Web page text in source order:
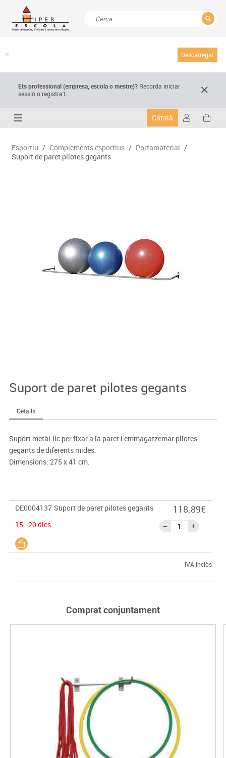
Descarregar
Ets professional (empresa,escola o mestre)? Recorda iniciar
sessió o registra't.
Català
Esportiu / Complements esportius / Portamaterial /
Suport de paret pilotes gegants
Suport de paret pilotes gegants
Detalls
Suport metàl·lic per fixar a la paret i emmagatzemar pilotes
gegants de diferents mides.
Dimensions: 275 x 41 cm.
DE0004137 Suport de paret pilotes gegants
15 - 20 dies
118.89€
IVA inclòs
Comprat conjuntament